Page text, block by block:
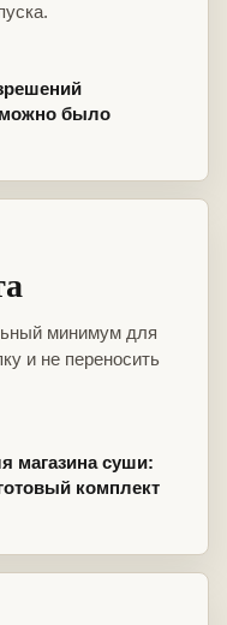
было
минимум для
и не переносить
магазина суши:
комплект